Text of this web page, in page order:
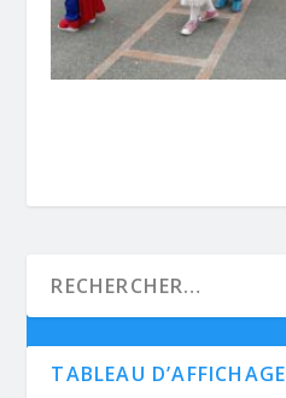
TABLEAU D’AFFICHAGE